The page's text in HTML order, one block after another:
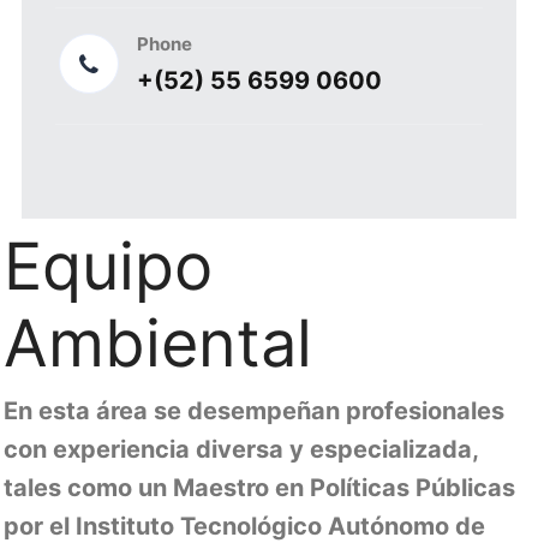
Phone
+(52) 55 6599 0600
Equipo
Ambiental
En esta área se desempeñan profesionales
con experiencia diversa y especializada,
tales como un Maestro en Políticas Públicas
por el Instituto Tecnológico Autónomo de